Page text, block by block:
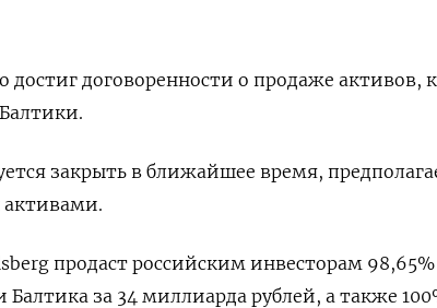
достиг договоренности о продаже активов,
закрыть в ближайшее время,
активами.
продаст российским инвесторам 98,65%
за 34 миллиарда рублей, а также